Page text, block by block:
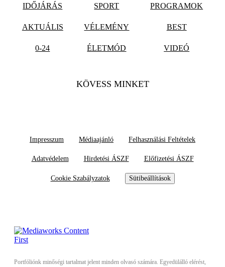
IDŐJÁRÁS SPORT PROGRAMOK
AKTUÁLIS VÉLEMÉNY BEST
0-24 ÉLETMÓD VIDEÓ
KÖVESS MINKET
Impresszum Médiaajánló Felhasználási Feltételek
Adatvédelem Hirdetési ÁSZF Előfizetési ÁSZF
Cookie Szabályzatok Sütibeállítások
Portfóliónk minőségi tartalmat jelent minden olvasó számára. Egyedülálló elérést,